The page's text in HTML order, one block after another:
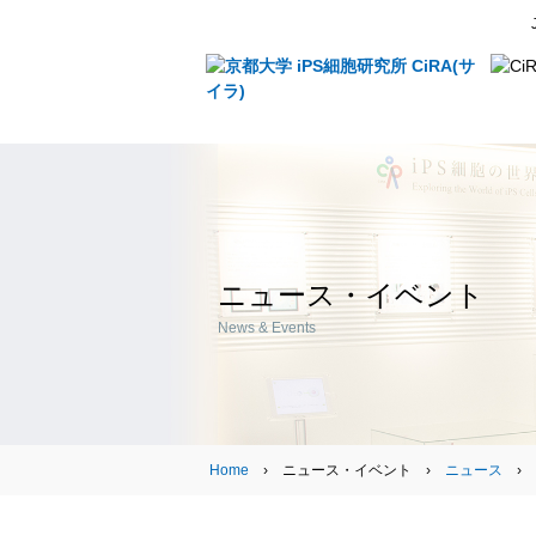
ニュース・イベント
News & Events
Home › ニュース・イベント › ニュース ›